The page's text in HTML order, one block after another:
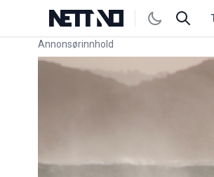
Annonsørinnhold
Link for annonse